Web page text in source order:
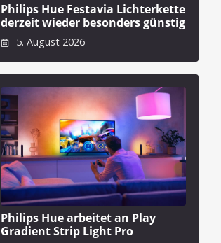
Philips Hue Festavia Lichterkette
derzeit wieder besonders günstig
5. August 2026
Philips Hue arbeitet an Play
Gradient Strip Light Pro